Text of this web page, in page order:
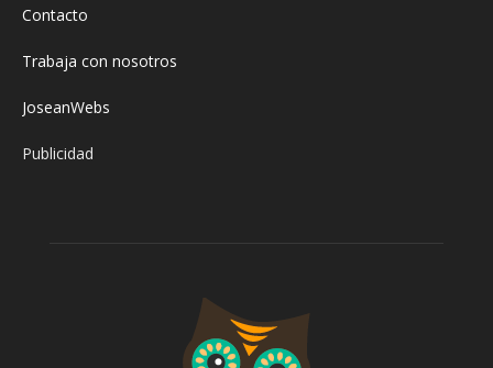
Contacto
Trabaja con nosotros
JoseanWebs
Publicidad